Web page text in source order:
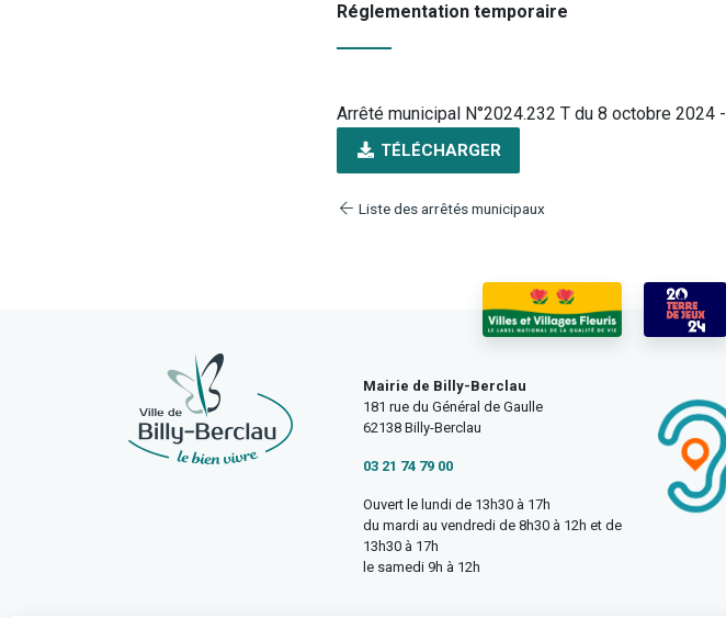
Réglementation temporaire
Arrêté municipal N°2024.232 T du 8 octobre 2024 -
TÉLÉCHARGER
Liste des arrêtés municipaux
Mairie de Billy-Berclau
181 rue du Général de Gaulle
62138 Billy-Berclau
03 21 74 79 00
Ouvert le lundi de 13h30 à 17h
du mardi au vendredi de 8h30 à 12h et de
13h30 à 17h
le samedi 9h à 12h